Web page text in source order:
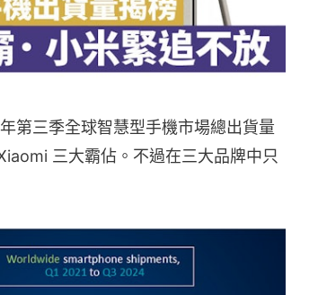
第三季全球智慧型手機市場總出貨量
三大霸佔。不過在三大品牌中只